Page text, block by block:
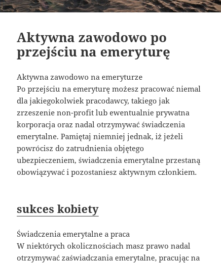
Aktywna zawodowo po
przejściu na emeryturę
Aktywna zawodowo na emeryturze
Po przejściu na emeryturę możesz pracować niemal
dla jakiegokolwiek pracodawcy, takiego jak
zrzeszenie non-profit lub ewentualnie prywatna
korporacja oraz nadal otrzymywać świadczenia
emerytalne. Pamiętaj niemniej jednak, iż jeżeli
powrócisz do zatrudnienia objętego
ubezpieczeniem, świadczenia emerytalne przestaną
obowiązywać i pozostaniesz aktywnym członkiem.
sukces kobiety
Świadczenia emerytalne a praca
W niektórych okolicznościach masz prawo nadal
otrzymywać zaświadczania emerytalne, pracując na